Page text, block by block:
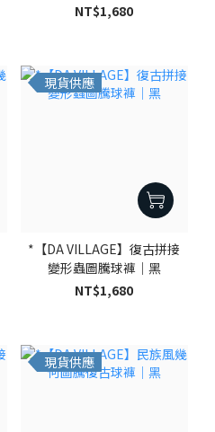
NT$1,680
現貨供應
*【DA VILLAGE】復古拼接
變形蟲圖騰球褲｜黑
NT$1,680
現貨供應